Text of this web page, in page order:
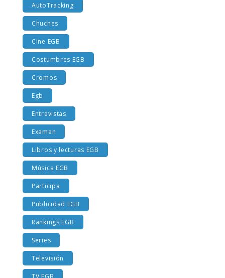
AutoTracking
Chuches
Cine EGB
Costumbres EGB
Cromos
Egb
Entrevistas
Examen
Libros y lecturas EGB
Música EGB
Participa
Publicidad EGB
Rankings EGB
Series
Televisión
TV EGB